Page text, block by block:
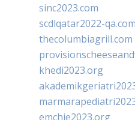
sinc2023.com
scdlqatar2022-qa.com
thecolumbiagrill.com
khedi2023.org
emchie2023.org